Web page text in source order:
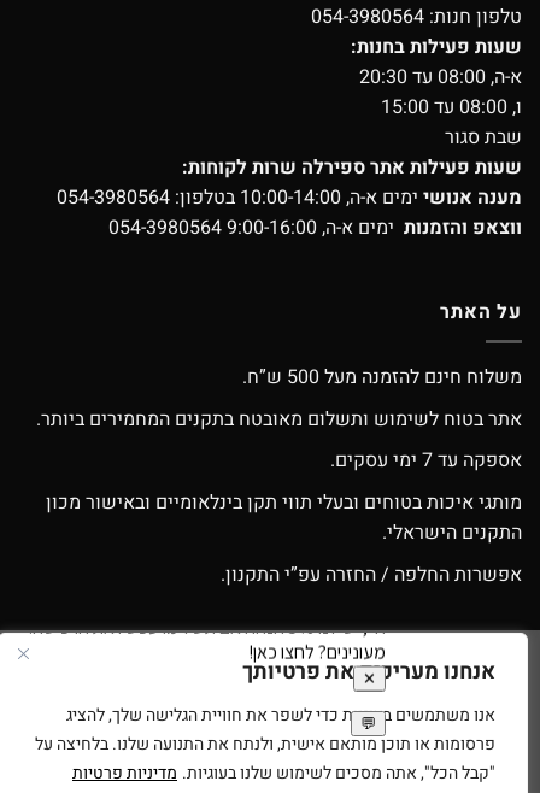
אנחנו מעריכים את פרטיותך
אנו משתמשים בעוגיות כדי לשפר את חוויית הגלישה שלך, להציג
פרסומות או תוכן מותאם אישית, ולנתח את התנועה שלנו. בלחיצה על
"קבל הכל", אתה מסכים לשימוש שלנו בעוגיות.מדיניות פרטיות
טלפון חנות:054-3980564
שעות פעילות בחנות:
א-ה, 08:00 עד 20:30
ו, 08:00 עד 15:00
שבת סגור
שעות פעילות אתר ספירלה שרות לקוחות:
מענה אנושיימים א-ה, 10:00-14:00 בטלפון:
054-3980564
ווצאפ והזמנותימים א-ה, 9:00-16:00 054-3980564
על האתר
משלוח חינם להזמנה מעל 500 ש”ח.
אתר בטוח לשימוש ותשלום מאובטח בתקנים המחמירים ביותר.
אספקה עד 7 ימי עסקים.
מותגי איכות בטוחים ובעלי תווי תקן בינלאומיים ובאישור מכון
התקנים הישראלי.
אפשרות החלפה / החזרה עפ”י התקנון.
Visa
MasterCard
American
סניפים תנאי שימוש בית עץ לילדים
רוצים להיות זכיינים של ספירלה צעצועים?
בניית ועיצוב אתרי מסחר Code&Concept Copyright 2026 ©